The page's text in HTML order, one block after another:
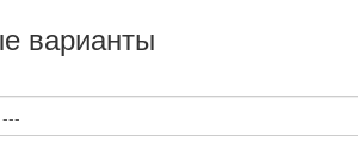
варианты